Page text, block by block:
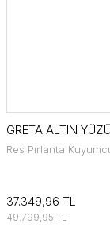
GRETA ALTIN
Res Pırlanta
37.349,96 TL
49.799,95 TL